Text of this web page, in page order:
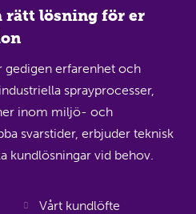
rätt lösning för er
gedigen erfarenhet och
sprayprocesser,
inom miljö- och
svarstider, erbjuder teknisk
kundlösningar vid behov.
Vårt kundlöfte